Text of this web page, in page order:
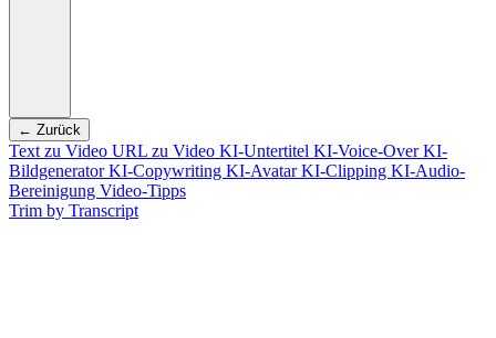
← Zurück
Text zu Video URL zu Video KI-Untertitel KI-Voice-OverKI-
BildgeneratorKI-Copywriting KI-AvatarKI-Clipping KI-Audio-
Bereinigung Video-Tipps
Trim by Transcript